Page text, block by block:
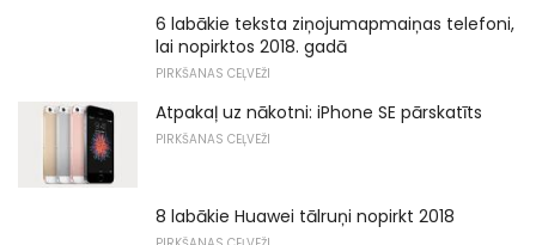
6 labākie teksta ziņojumapmaiņas telefoni,
lai nopirktos 2018. gadā
PIRKŠANAS CEĻVEŽI
Atpakaļ uz nākotni: iPhone SE pārskatīts
PIRKŠANAS CEĻVEŽI
8 labākie Huawei tālruņi nopirkt 2018